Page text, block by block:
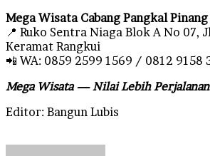
Mega Wisata Cabang Pangkal Pinang
📍 Ruko Sentra Niaga Blok A No 07,
Keramat Rangkui
📲 WA: 0859 2599 1569 / 0812 9158
Mega Wisata — Nilai Lebih
Editor: Bangun Lubis